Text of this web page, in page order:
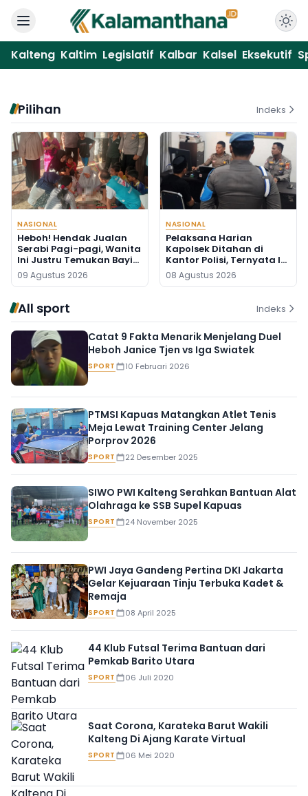
Kalteng Kaltim Legislatif Kalbar Kalsel Eksekutif
Pilihan Indeks
NASIONAL
Heboh! Hendak Jualan
Serabi Pagi-pagi, Wanita
Ini Justru Temukan Bayi
Baru Lahir di Pos Kamling
09 Agustus 2026
NASIONAL
Pelaksana Harian
Kapolsek Ditahan di
Kantor Polisi, Ternyata Ini
Penyebabnya
08 Agustus 2026
All sport Indeks
Catat 9 Fakta Menarik Menjelang Duel
Heboh Janice Tjen vs Iga Swiatek
SPORT 10 Februari 2026
PTMSI Kapuas Matangkan Atlet Tenis
Meja Lewat Training Center Jelang
Porprov 2026
SPORT 22 Desember 2025
SIWO PWI Kalteng Serahkan Bantuan Alat
Olahraga ke SSB Supel Kapuas
SPORT 24 November 2025
PWI Jaya Gandeng Pertina DKI Jakarta
Gelar Kejuaraan Tinju Terbuka Kadet &
Remaja
SPORT 08 April 2025
44 Klub Futsal Terima Bantuan dari
Pemkab Barito Utara
SPORT 06 Juli 2020
Saat Corona, Karateka Barut Wakili
Kalteng Di Ajang Karate Virtual
SPORT 06 Mei 2020